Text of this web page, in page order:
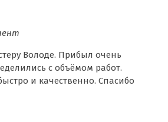
Володе. Прибыл очень
с объёмом работ.
и качественно. Спасибо